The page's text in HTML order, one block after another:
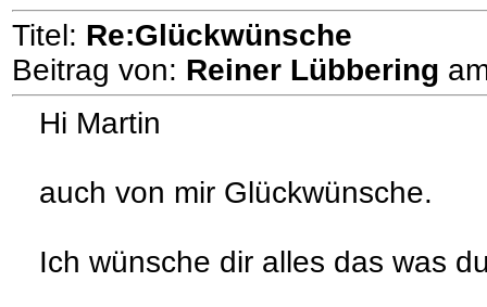
Titel: Re:Glückwünsche
Beitrag von: Reiner Lübbering
Hi Martin
auch von mir Glückwünsche.
Ich wünsche dir alles das was